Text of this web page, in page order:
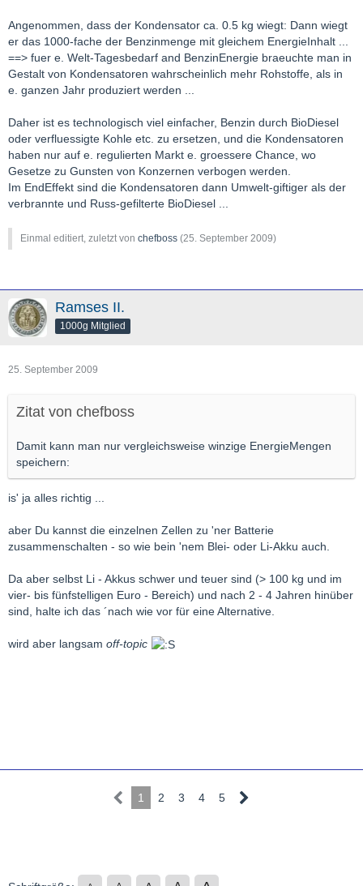
Angenommen, dass der Kondensator ca. 0.5 kg wiegt: Dann wiegt
er das 1000-fache der Benzinmenge mit gleichem EnergieInhalt ...
==> fuer e. Welt-Tagesbedarf and BenzinEnergie braeuchte man in
Gestalt von Kondensatoren wahrscheinlich mehr Rohstoffe, als in
e. ganzen Jahr produziert werden ...
Daher ist es technologisch viel einfacher, Benzin durch BioDiesel
oder verfluessigte Kohle etc. zu ersetzen, und die Kondensatoren
haben nur auf e. regulierten Markt e. groessere Chance, wo
Gesetze zu Gunsten von Konzernen verbogen werden.
Im EndEffekt sind die Kondensatoren dann Umwelt-giftiger als der
verbrannte und Russ-gefilterte BioDiesel ...
Einmal editiert, zuletzt von chefboss (25. September 2009)
Ramses II.
1000g Mitglied
25. September 2009
Zitat von chefboss
Damit kann man nur vergleichsweise winzige EnergieMengen
speichern:
is' ja alles richtig ...
aber Du kannst die einzelnen Zellen zu 'ner Batterie
zusammenschalten - so wie bein 'nem Blei- oder Li-Akku auch.
Da aber selbst Li - Akkus schwer und teuer sind (> 100 kg und im
vier- bis fünfstelligen Euro - Bereich) und nach 2 - 4 Jahren hinüber
sind, halte ich das ´nach wie vor für eine Alternative.
wird aber langsam off-topic
1 2 3 4 5